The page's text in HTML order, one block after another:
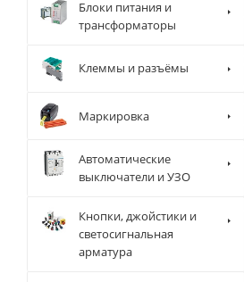
Блоки питания и
трансформаторы
Клеммы и разъёмы
Маркировка
Автоматические
выключатели и УЗО
Кнопки, джойстики и
светосигнальная
арматура